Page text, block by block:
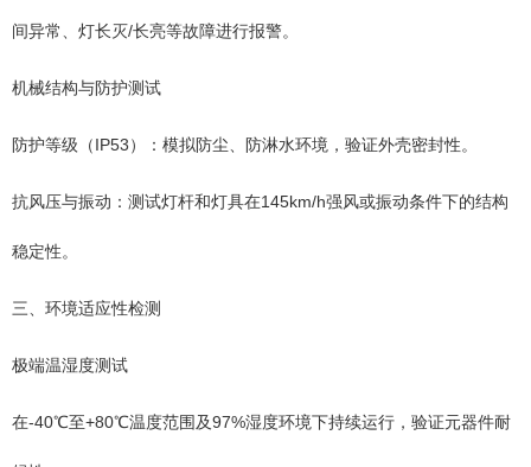
间异常、灯长灭/长亮等故障进行报警。
机械结构与防护测试
防护等级（IP53）：模拟防尘、防淋水环境，验证外壳密封性。
抗风压与振动：测试灯杆和灯具在145km/h强风或振动条件下的结构
稳定性。
三、环境适应性检测
极端温湿度测试
在-40℃至+80℃温度范围及97%湿度环境下持续运行，验证元器件耐